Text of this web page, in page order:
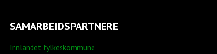
SAMARBEIDSPARTNERE
Innlandet fylkeskommune